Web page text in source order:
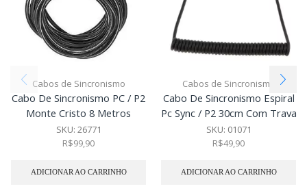
Cabos de Sincronismo
Cabo De Sincronismo PC / P2
Monte Cristo 8 Metros
SKU: 26771
R$99,90
ADICIONAR AO CARRINHO
Cabos de Sincronismo
Cabo De Sincronismo Espiral
Pc Sync / P2 30cm Com Trava
SKU: 01071
R$49,90
ADICIONAR AO CARRINHO